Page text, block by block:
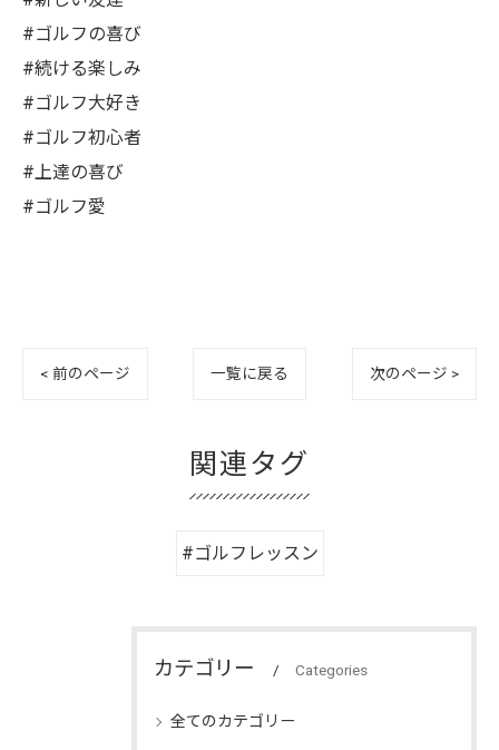
#ゴルフの喜び
#続ける楽しみ
#ゴルフ大好き
#ゴルフ初心者
#上達の喜び
#ゴルフ愛
< 前のページ 一覧に戻る 次のページ >
関連タグ
#ゴルフレッスン
カテゴリー Categories
全てのカテゴリー